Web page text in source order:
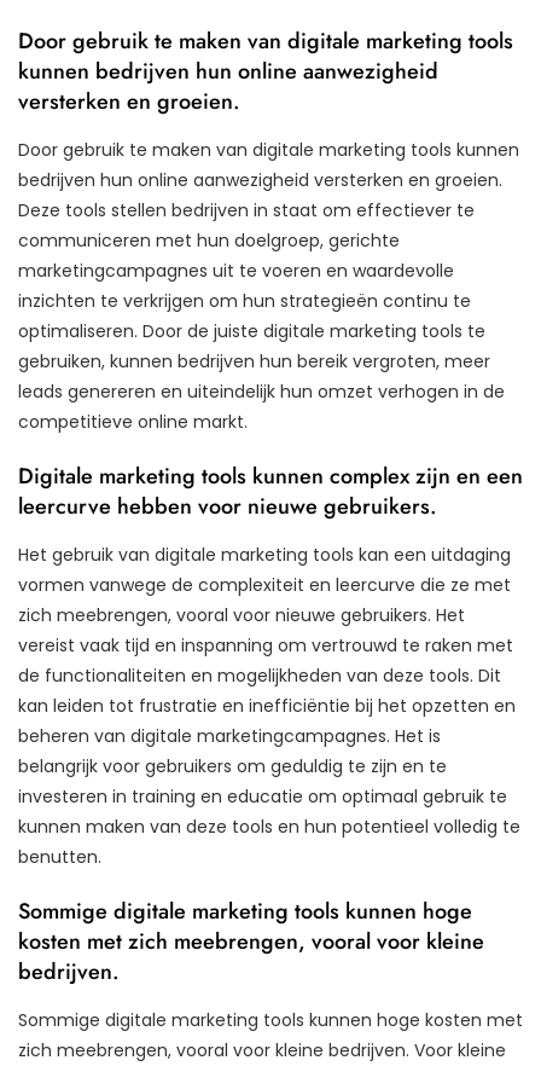
Door gebruik te maken van digitale marketing tools
kunnen bedrijven hun online aanwezigheid
versterken en groeien.
Door gebruik te maken van digitale marketing tools kunnen
bedrijven hun online aanwezigheid versterken en groeien.
Deze tools stellen bedrijven in staat om effectiever te
communiceren met hun doelgroep, gerichte
marketingcampagnes uit te voeren en waardevolle
inzichten te verkrijgen om hun strategieën continu te
optimaliseren. Door de juiste digitale marketing tools te
gebruiken, kunnen bedrijven hun bereik vergroten, meer
leads genereren en uiteindelijk hun omzet verhogen in de
competitieve online markt.
Digitale marketing tools kunnen complex zijn en een
leercurve hebben voor nieuwe gebruikers.
Het gebruik van digitale marketing tools kan een uitdaging
vormen vanwege de complexiteit en leercurve die ze met
zich meebrengen, vooral voor nieuwe gebruikers. Het
vereist vaak tijd en inspanning om vertrouwd te raken met
de functionaliteiten en mogelijkheden van deze tools. Dit
kan leiden tot frustratie en inefficiëntie bij het opzetten en
beheren van digitale marketingcampagnes. Het is
belangrijk voor gebruikers om geduldig te zijn en te
investeren in training en educatie om optimaal gebruik te
kunnen maken van deze tools en hun potentieel volledig te
benutten.
Sommige digitale marketing tools kunnen hoge
kosten met zich meebrengen, vooral voor kleine
bedrijven.
Sommige digitale marketing tools kunnen hoge kosten met
zich meebrengen, vooral voor kleine bedrijven. Voor kleine